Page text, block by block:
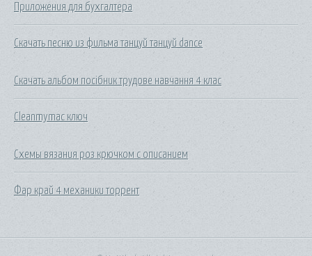
Приложения для бухгалтера
Скачать песню из фильма танцуй танцуй dance
Скачать альбом посібник трудове навчання 4 клас
Cleanmymac ключ
Схемы вязания роз крючком с описанием
Фар край 4 механики торрент